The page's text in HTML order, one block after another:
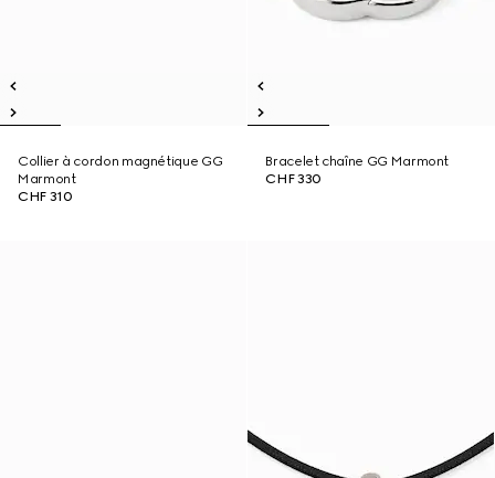
Collier à cordon magnétique GG
Marmont
CHF 310
Bracelet chaîne GG Marmont
CHF 330